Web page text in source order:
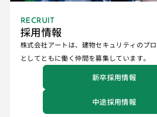
RECRUIT
採用情報
株式会社アートは、建物セキュリティのプ
としてともに働く仲間を募集しています。
新卒採用情報
中途採用情報